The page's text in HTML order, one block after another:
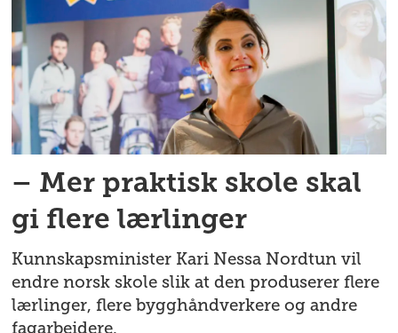
– Mer praktisk skole skal
gi flere lærlinger
Kunnskapsminister Kari Nessa Nordtun vil
endre norsk skole slik at den produserer flere
lærlinger, flere bygghåndverkere og andre
fagarbeidere.